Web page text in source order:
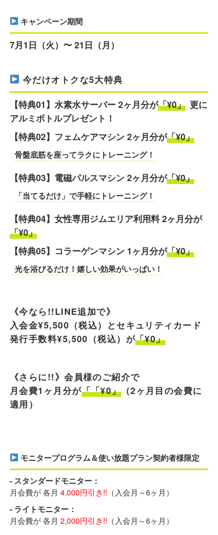
キャンペーン期間
7月1日（火）〜 21日（月）
今だけオトクな5大特典
【特典01】水素水サーバー 2ヶ月分が「¥0」 更に
アルミボトルプレゼント！
【特典02】フェムケアマシン 2ヶ月分が「¥0」
骨盤底筋を座ってラクにトレーニング！
【特典03】電磁パルスマシン 2ヶ月分が「¥0」
「当てるだけ」で手軽にトレーニング！
【特典04】女性専用ジムエリア利用料 2ヶ月分が
「¥0」
【特典05】コラーゲンマシン 1ヶ月分が「¥0」
光を浴びるだけ！嬉しい効果がいっぱい！
《今なら!!LINE追加で》
入会金¥5,500（税込）とセキュリティカード
発行手数料¥5,500（税込）が「¥0」
《さらに!!》会員様のご紹介で
月会費1ヶ月分が「「¥0」（2ヶ月目の会費に
適用）
モニタープログラム＆使い放題プラン契約者様限定
- スタンダードモニター：
月会費が 各月 4,000円引き!! （入会月～6ヶ月）
- ライトモニター：
月会費が 各月 2,000円引き!! （入会月～6ヶ月）